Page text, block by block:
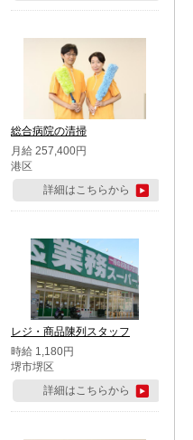
総合病院の清掃
月給 257,400円
港区
詳細はこちらから
レジ・商品陳列スタッフ
時給 1,180円
堺市堺区
詳細はこちらから